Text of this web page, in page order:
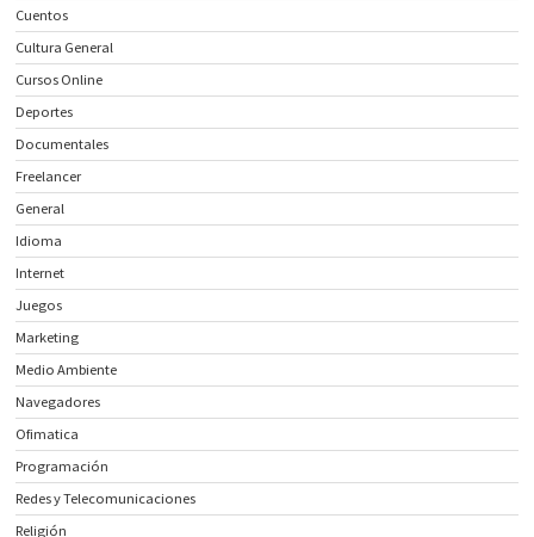
Cuentos
Cultura General
Cursos Online
Deportes
Documentales
Freelancer
General
Idioma
Internet
Juegos
Marketing
Medio Ambiente
Navegadores
Ofimatica
Programación
Redes y Telecomunicaciones
Religión